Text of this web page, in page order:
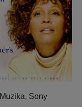
Muzika, Sony